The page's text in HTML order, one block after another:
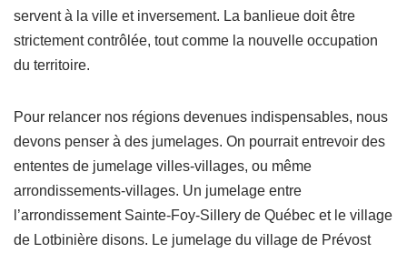
servent à la ville et inversement. La banlieue doit être
strictement contrôlée, tout comme la nouvelle occupation
du territoire.
Pour relancer nos régions devenues indispensables, nous
devons penser à des jumelages. On pourrait entrevoir des
ententes de jumelage villes-villages, ou même
arrondissements-villages. Un jumelage entre
l’arrondissement Sainte-Foy-Sillery de Québec et le village
de Lotbinière disons. Le jumelage du village de Prévost